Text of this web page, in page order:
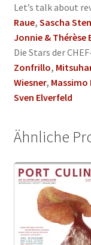
Let’s talk about
Raue, Sascha
Jonnie & Thérèse
Die Stars der
Zonfrillo,
Wiesner,
Sven Elverfeld
Ähnliche